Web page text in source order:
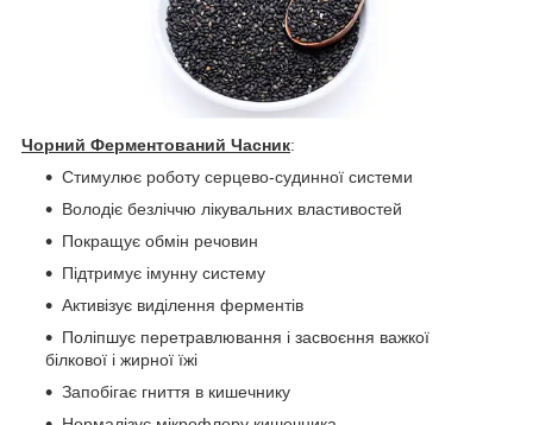
Чорний Ферментований Часник:
Стимулює роботу серцево-судинної системи
Володіє безліччю лікувальних властивостей
Покращує обмін речовин
Підтримує імунну систему
Активізує виділення ферментів
Поліпшує перетравлювання і засвоєння важкої
білкової і жирної їжі
Запобігає гниття в кишечнику